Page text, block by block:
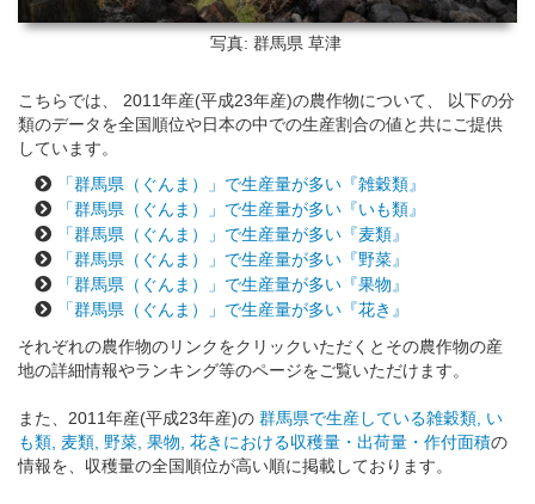
写真: 群馬県 草津
こちらでは、 2011年産(平成23年産)の農作物について、 以下の分
類のデータを全国順位や日本の中での生産割合の値と共にご提供
しています。
「群馬県（ぐんま）」で生産量が多い『雑穀類』
「群馬県（ぐんま）」で生産量が多い『いも類』
「群馬県（ぐんま）」で生産量が多い『麦類』
「群馬県（ぐんま）」で生産量が多い『野菜』
「群馬県（ぐんま）」で生産量が多い『果物』
「群馬県（ぐんま）」で生産量が多い『花き』
それぞれの農作物のリンクをクリックいただくとその農作物の産
地の詳細情報やランキング等のページをご覧いただけます。
また、2011年産(平成23年産)の 群馬県で生産している雑穀類, い
も類, 麦類, 野菜, 果物, 花きにおける収穫量・出荷量・作付面積の
情報を、収穫量の全国順位が高い順に掲載しております。